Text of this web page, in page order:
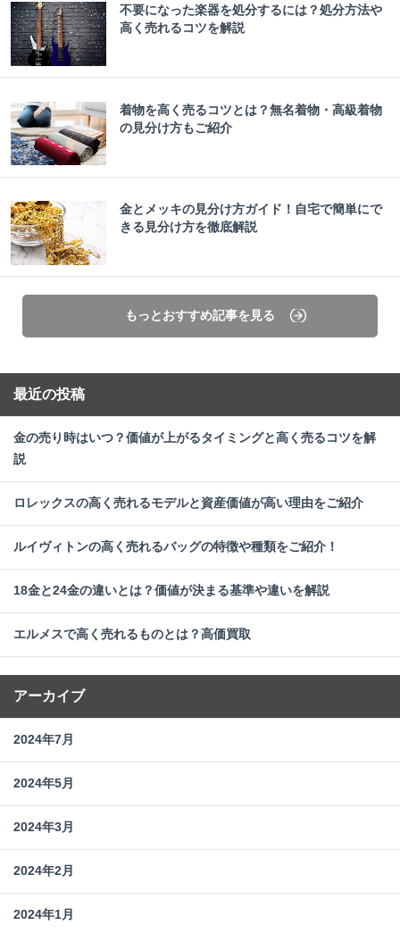
不要になった楽器を処分するには？処分方法や
高く売れるコツを解説
着物を高く売るコツとは？無名着物・高級着物
の見分け方もご紹介
金とメッキの見分け方ガイド！自宅で簡単にで
きる見分け方を徹底解説
もっとおすすめ記事を見る
最近の投稿
金の売り時はいつ？価値が上がるタイミングと高く売るコツを解
説
ロレックスの高く売れるモデルと資産価値が高い理由をご紹介
ルイヴィトンの高く売れるバッグの特徴や種類をご紹介！
18金と24金の違いとは？価値が決まる基準や違いを解説
エルメスで高く売れるものとは？高価買取
アーカイブ
2024年7月
2024年5月
2024年3月
2024年2月
2024年1月